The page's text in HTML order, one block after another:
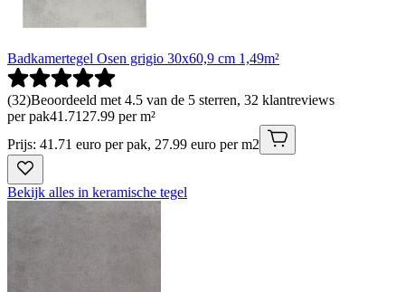
Badkamertegel Osen grigio 30x60,9 cm 1,49m²
(32)Beoordeeld met 4.5 van de 5 sterren, 32 klantreviews
per pak41.7127.99 per m²
Prijs: 41.71 euro per pak, 27.99 euro per m2
Bekijk alles in keramische tegel